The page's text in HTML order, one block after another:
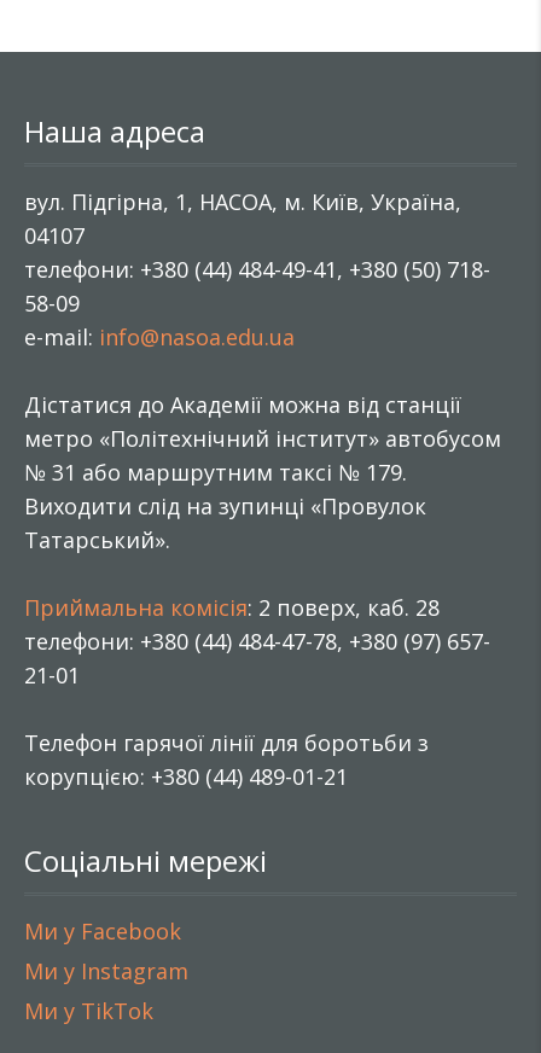
Наша адреса
вул. Підгірна, 1, НАСОА, м. Київ, Україна,
04107
телефони: +380 (44) 484-49-41, +380 (50) 718-
58-09
e-mail: info@nasoa.edu.ua
Дістатися до Академії можна від станції
метро «Політехнічний інститут» автобусом
№ 31 або маршрутним таксі № 179.
Виходити слід на зупинці «Провулок
Татарський».
Приймальна комісія: 2 поверх, каб. 28
телефони: +380 (44) 484-47-78, +380 (97) 657-
21-01
Телефон гарячої лінії для боротьби з
корупцією: +380 (44) 489-01-21
Соціальні мережі
Ми у Facebook
Ми у Instagram
Ми у TikTok